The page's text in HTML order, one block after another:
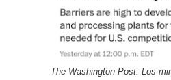
The Washington Post: Los